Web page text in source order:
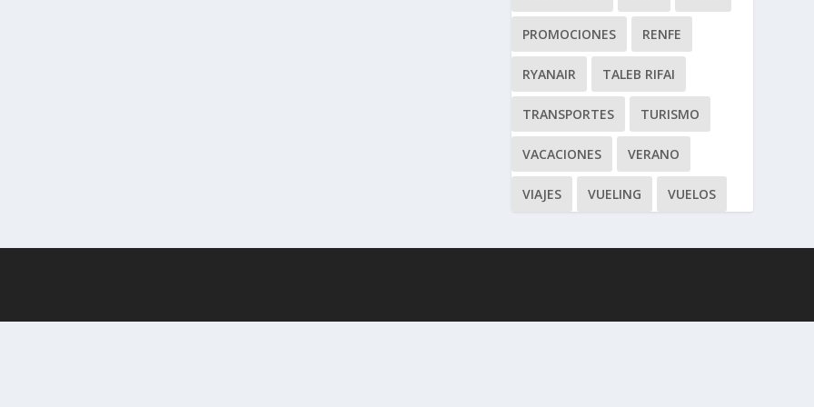
PROMOCIONES RENFE
RYANAIR TALEB RIFAI
TRANSPORTES TURISMO
VACACIONES VERANO
VIAJES VUELING VUELOS